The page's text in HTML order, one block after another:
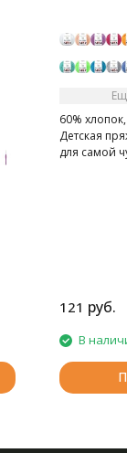
60%
Детская
для самой
121 руб.
В